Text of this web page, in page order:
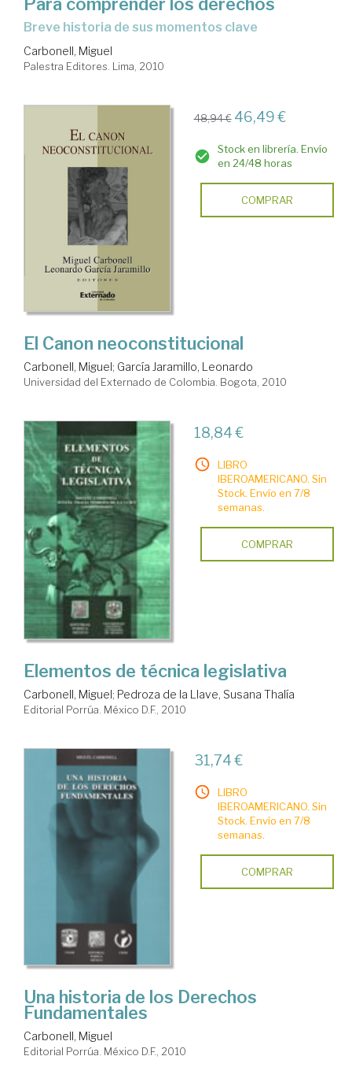
breve historia de sus momentos clave
Carbonell, Miguel
Palestra Editores. Lima, 2010
48,94 € 46,49 €
Stock en librería. Envío
en 24/48 horas
COMPRAR
El Canon neoconstitucional
Carbonell, Miguel; García Jaramillo, Leonardo
Universidad del Externado de Colombia. Bogota, 2010
18,84 €
LIBRO
IBEROAMERICANO. Sin
Stock. Envío en 7/8
semanas.
COMPRAR
Elementos de técnica legislativa
Carbonell, Miguel; Pedroza de la Llave, Susana Thalía
Editorial Porrúa. México D.F., 2010
31,74 €
LIBRO
IBEROAMERICANO. Sin
Stock. Envío en 7/8
semanas.
COMPRAR
Una historia de los Derechos
Fundamentales
Carbonell, Miguel
Editorial Porrúa. México D.F., 2010